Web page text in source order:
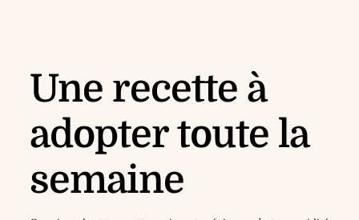
Une recette à
adopter toute la
semaine